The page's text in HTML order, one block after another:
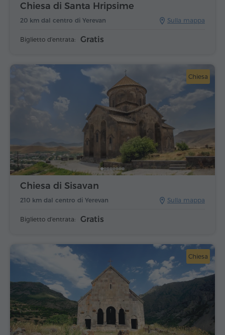
Sulla mappa
20 km dal centro di Yerevan
Chiesa di Santa Hripsime
Biglietto d'entrata: Gratis
Chiesa
Sulla mappa
210 km dal centro di Yerevan
Chiesa di Sisavan
Biglietto d'entrata: Gratis
Chiesa